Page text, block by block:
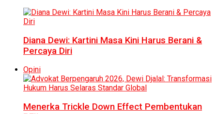
Diana Dewi: Kartini Masa Kini Harus Berani &
Percaya Diri
Opini
Menerka Trickle Down Effect Pembentukan